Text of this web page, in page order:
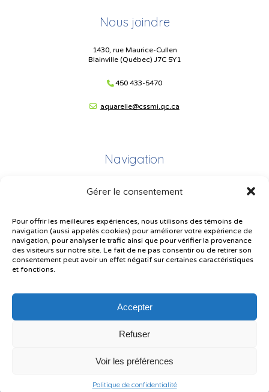
Gérer le consentement
Pour offrir les meilleures expériences, nous utilisons des témoins de
navigation (aussi appelés cookies) pour améliorer votre expérience de
navigation, pour analyser le trafic ainsi que pour vérifier la provenance
des visiteurs sur notre site. Le fait de ne pas consentir ou de retirer son
consentement peut avoir un effet négatif sur certaines caractéristiques
et fonctions.
Accepter
Refuser
Voir les préférences
Politique de confidentialité
Nous joindre
1430, rue Maurice-Cullen
Blainville (Québec) J7C 5Y1
450 433-5470
aquarelle@cssmi.qc.ca
Navigation
Plan du site
Plainte – service à l’élève
Politique de confidentialité
Le CSSMI autorise certaines intelligences artificielles contrôlées et
pourraient avoir été utilisés pour soutenir la rédaction de ce contenu.